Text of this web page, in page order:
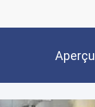
Aperçu